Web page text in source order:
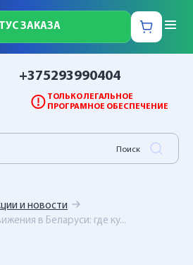
ЗАКАЗА
+375293990404
ТОЛЬКО ЛЕГАЛЬНОЕ
ПРОГРАМНОЕ ОБЕСПЕЧЕНИЕ
и новости
в Беларуси: где ку...